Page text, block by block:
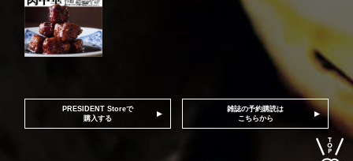
PRESIDENT Storeで
購入する
雑誌の予約購読は
こちらから